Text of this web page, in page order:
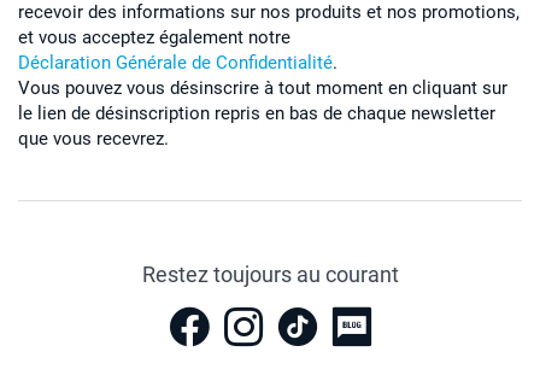
recevoir des informations sur nos produits et nos promotions,
et vous acceptez également notre
Déclaration Générale de Confidentialité.
Vous pouvez vous désinscrire à tout moment en cliquant sur
le lien de désinscription repris en bas de chaque newsletter
que vous recevrez.
Restez toujours au courant